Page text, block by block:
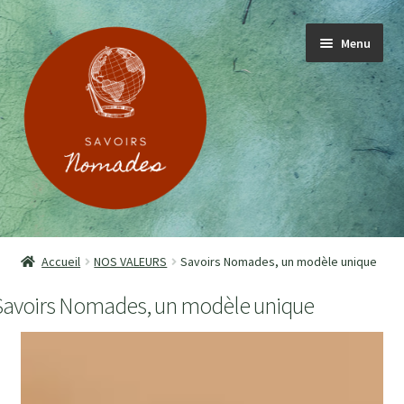
Menu
ACCUEIL
SOIGNANT.E.S
Accueil NOS VALEURS Savoirs Nomades, un modèle unique
Nomades, un modèle unique